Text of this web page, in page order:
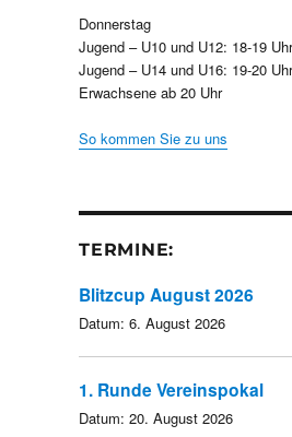
Donnerstag
Jugend – U10 und U12: 18-19 Uhr
Jugend – U14 und U16: 19-20 Uhr
Erwachsene ab 20 Uhr
So kommen Sie zu uns
TERMINE:
Blitzcup August 2026
Datum: 6. August 2026
1. Runde Vereinspokal
Datum: 20. August 2026